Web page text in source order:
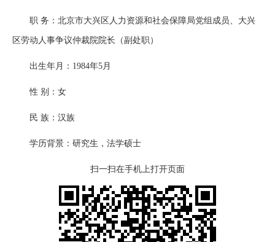
职 务：北京市大兴区人力资源和社会保障局党组成员、大兴
区劳动人事争议仲裁院院长（副处职）
出生年月：1984年5月
性 别：女
民 族：汉族
学历背景：研究生，法学硕士
扫一扫在手机上打开页面